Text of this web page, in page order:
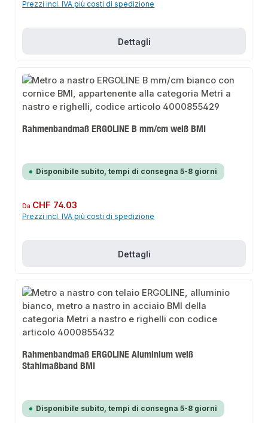
Prezzi incl. IVA più costi di spedizione
Dettagli
Rahmenbandmaß ERGOLINE B mm/cm weiß BMI
Disponibile subito, tempi di consegna 5-8 giorni
Prezzo normale:
Da CHF 74.03
Prezzi incl. IVA più costi di spedizione
Dettagli
Rahmenbandmaß ERGOLINE Aluminium weiß
Stahlmaßband BMI
Disponibile subito, tempi di consegna 5-8 giorni